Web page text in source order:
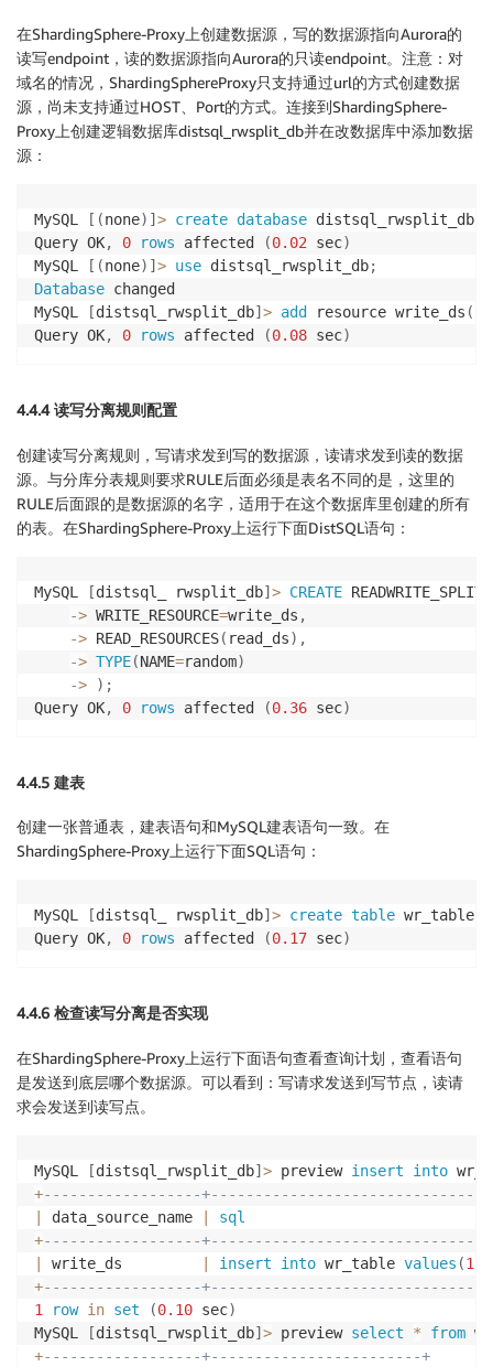
在ShardingSphere-Proxy上创建数据源，写的数据源指向Aurora的
读写endpoint，读的数据源指向Aurora的只读endpoint。注意：对
域名的情况，ShardingSphereProxy只支持通过url的方式创建数据
源，尚未支持通过HOST、Port的方式。连接到ShardingSphere-
Proxy上创建逻辑数据库distsql_rwsplit_db并在改数据库中添加数据
源：
MySQL [ (none) ] > create database distsql_rwsplit_db
Query OK, 0 rows affected (0.02 sec)
MySQL
[ (none) ] > use distsql_rwsplit_db;
Database changed
MySQL
[distsql_rwsplit_db] > add resource write_ds (
Query OK, 0 rows affected (0.08 sec)
4.4.4 读写分离规则配置
创建读写分离规则，写请求发到写的数据源，读请求发到读的数据
源。与分库分表规则要求RULE后面必须是表名不同的是，这里的
RULE后面跟的是数据源的名字，适用于在这个数据库里创建的所有
的表。在ShardingSphere-Proxy上运行下面DistSQL语句：
MySQL [distsql_ rwsplit_db] > CREATE
-> WRITE_RESOURCE=write_ds ,
-> READ_RESOURCES( read_ds) ,
-> TYPE(NAME=random)
-> ) ;
Query OK, 0 rows affected (0.36 sec)
4.4.5 建表
创建一张普通表，建表语句和MySQL建表语句一致。在
ShardingSphere-Proxy上运行下面SQL语句：
MySQL [distsql_ rwsplit_db] > create table wr_table
Query OK, 0 rows affected (0.17 sec)
4.4.6 检查读写分离是否实现
在ShardingSphere-Proxy上运行下面语句查看查询计划，查看语句
是发送到底层哪个数据源。可以看到：写请求发送到写节点，读请
求会发送到读写点。
MySQL [distsql_rwsplit_db] > preview insert into
+------------------
data_source_name
sql
+------------------
write_ds insert into wr_table values (1
+------------------
1
row in set (0.10 sec)
MySQL
[distsql_rwsplit_db] > preview select * from
+------------------+------------------------+